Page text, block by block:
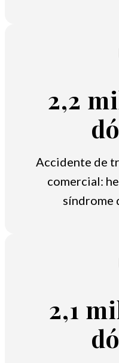
2,2
Accidente de
comercial:
síndrome
2,1